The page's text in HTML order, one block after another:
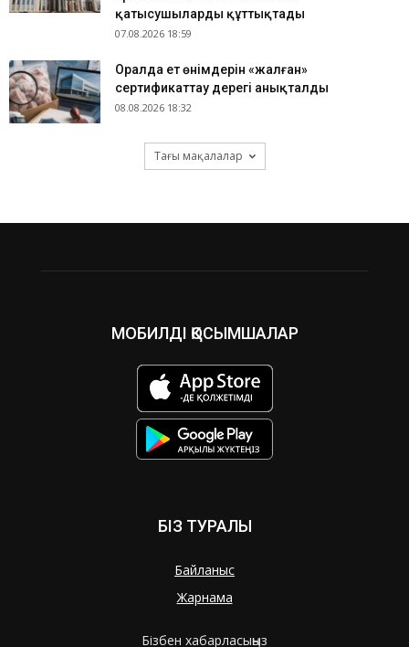
қатысушыларды құттықтады
07.08.2026 18:59
Оралда ет өнімдерін «жалған»
сертификаттау дерегі анықталды
08.08.2026 18:32
Тағы мақалалар
МОБИЛДІ ҚОСЫМШАЛАР
БІЗ ТУРАЛЫ
Байланыс
Жарнама
Бізбен хабарласыңыз